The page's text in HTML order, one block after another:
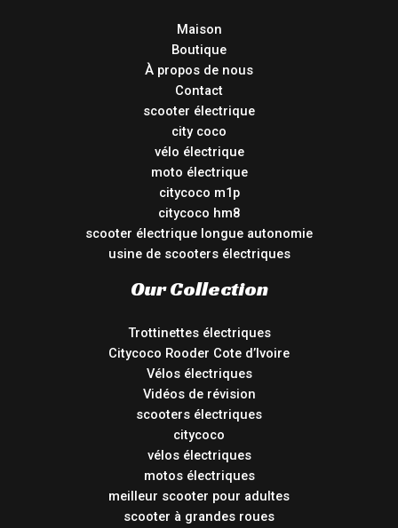
Maison
Boutique
À propos de nous
Contact
scooter électrique
city coco
vélo électrique
moto électrique
citycoco m1p
citycoco hm8
scooter électrique longue autonomie
usine de scooters électriques
Our Collection
Trottinettes électriques
Citycoco Rooder Cote d’Ivoire
Vélos électriques
Vidéos de révision
scooters électriques
citycoco
vélos électriques
motos électriques
meilleur scooter pour adultes
scooter à grandes roues